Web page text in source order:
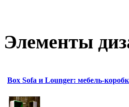
Элементы
Box Sofa и Lounger: мебель-